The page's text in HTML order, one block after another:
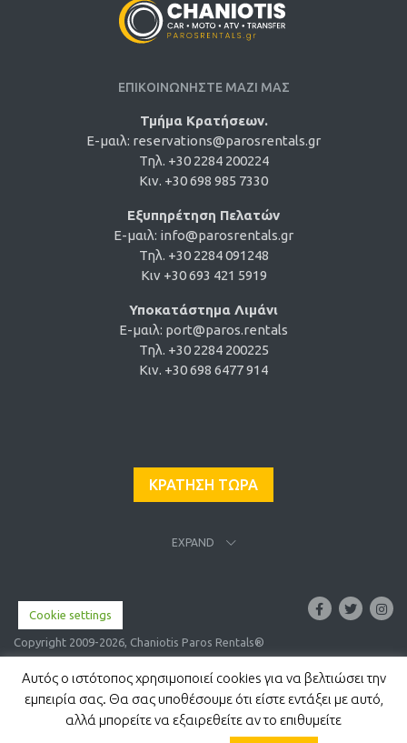
ΕΠΙΚΟΙΝΩΝΗΣΤΕ ΜΑΖΙ ΜΑΣ
Τμήμα Κρατήσεων.
E-μαιλ: reservations@parosrentals.gr
Τηλ. +30 2284 200224
Κιν. +30 698 985 7330
Εξυπηρέτηση Πελατών
E-μαιλ: info@parosrentals.gr
Τηλ. +30 2284 091248
Κιν +30 693 421 5919
Υποκατάστημα Λιμάνι
E-μαιλ: port@paros.rentals
Τηλ. +30 2284 200225
Κιν. +30 698 6477 914
ΚΡΑΤΗΣΗ ΤΩΡΑ
EXPAND
Cookie settings
Copyright 2009-2026, Chaniotis Paros Rentals®
Αυτός ο ιστότοπος χρησιμοποιεί cookies για να βελτιώσει την
εμπειρία σας. Θα σας υποθέσουμε ότι είστε εντάξει με αυτό,
αλλά μπορείτε να εξαιρεθείτε αν το επιθυμείτε
English (Αγγλικα) Ελληνικα Italiano(Ιταλικα